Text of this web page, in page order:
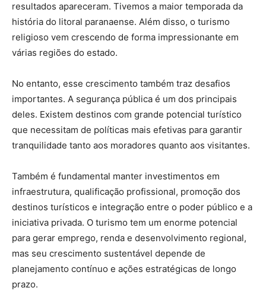
resultados apareceram. Tivemos a maior temporada da
história do litoral paranaense. Além disso, o turismo
religioso vem crescendo de forma impressionante em
várias regiões do estado.
No entanto, esse crescimento também traz desafios
importantes. A segurança pública é um dos principais
deles. Existem destinos com grande potencial turístico
que necessitam de políticas mais efetivas para garantir
tranquilidade tanto aos moradores quanto aos visitantes.
Também é fundamental manter investimentos em
infraestrutura, qualificação profissional, promoção dos
destinos turísticos e integração entre o poder público e a
iniciativa privada. O turismo tem um enorme potencial
para gerar emprego, renda e desenvolvimento regional,
mas seu crescimento sustentável depende de
planejamento contínuo e ações estratégicas de longo
prazo.